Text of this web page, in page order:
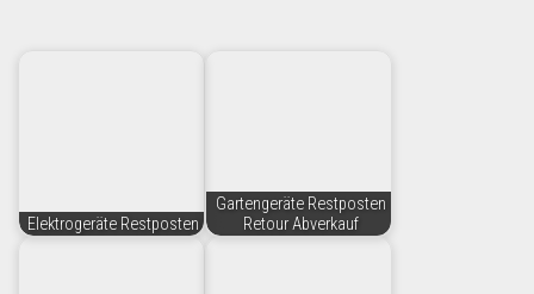
Elektrogeräte Restposten
Gartengeräte Restposten
Retour Abverkauf